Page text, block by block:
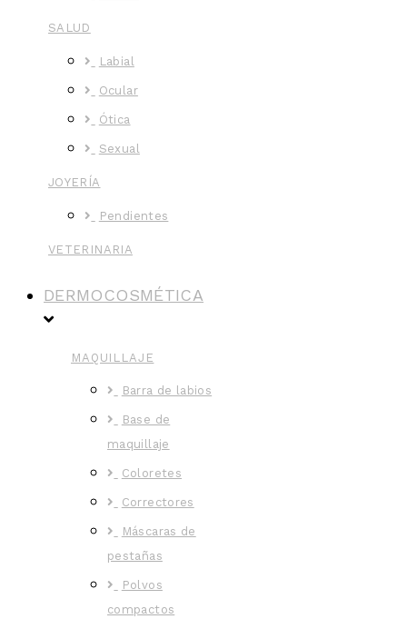
SALUD
Labial
Ocular
Ótica
Sexual
JOYERÍA
Pendientes
VETERINARIA
DERMOCOSMÉTICA
MAQUILLAJE
Barra de labios
Base de
maquillaje
Coloretes
Correctores
Máscaras de
pestañas
Polvos
compactos